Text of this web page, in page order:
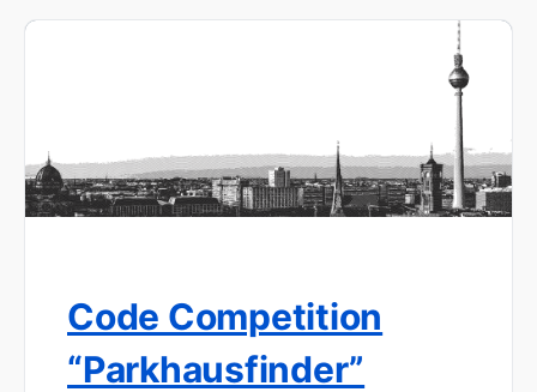
Code Competition
“Parkhausfinder”